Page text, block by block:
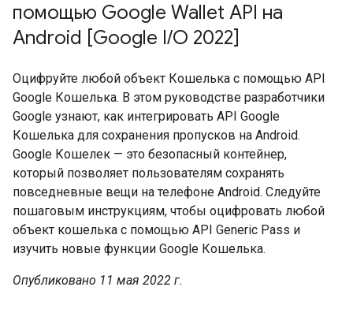
помощью Google Wallet API на
Android [Google I/O 2022]
Оцифруйте любой объект Кошелька с помощью API
Google Кошелька. В этом руководстве разработчики
Google узнают, как интегрировать API Google
Кошелька для сохранения пропусков на Android.
Google Кошелек — это безопасный контейнер,
который позволяет пользователям сохранять
повседневные вещи на телефоне Android. Следуйте
пошаговым инструкциям, чтобы оцифровать любой
объект кошелька с помощью API Generic Pass и
изучить новые функции Google Кошелька.
Опубликовано 11 мая 2022 г.